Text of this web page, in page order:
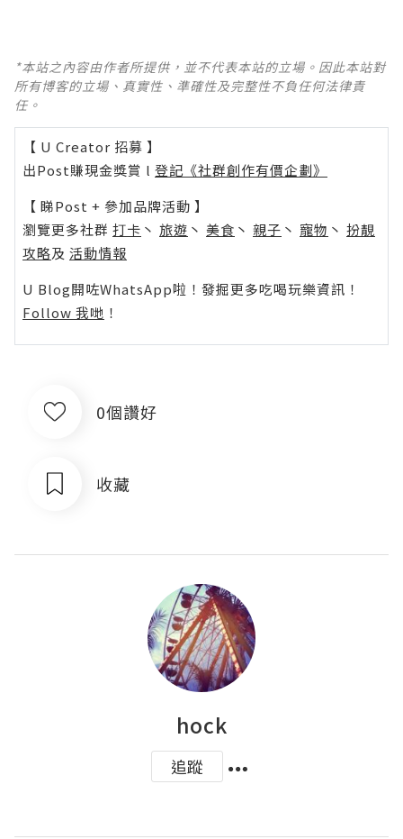
*本站之內容由作者所提供，並不代表本站的立場。因此本站對
所有博客的立場、真實性、準確性及完整性不負任何法律責
任。
【 U Creator 招募 】
出Post賺現金獎賞 l 登記《社群創作有價企劃》
【 睇Post + 參加品牌活動 】
瀏覽更多社群 打卡 丶 旅遊 丶 美食 丶 親子 丶 寵物 丶 扮靚
攻略及 活動情報
U Blog開咗WhatsApp啦！發掘更多吃喝玩樂資訊！
Follow 我哋 ！
0個讚好
收藏
hock
追蹤